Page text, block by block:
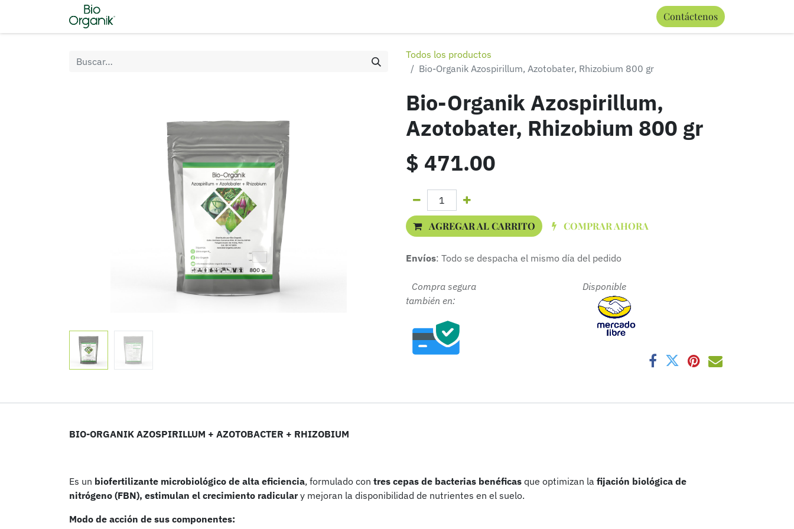
0
Contáctenos
Todos los productos
Bio-Organik Azospirillum, Azotobater, Rhizobium 800 gr
Bio-Organik Azospirillum,
Azotobater, Rhizobium 800 gr
$ 471.00
AGREGAR AL CARRITO COMPRAR AHORA
Envíos: Todo se despacha el mismo día del pedido
Compra segura Disponible
también en:
BIO-ORGANIK AZOSPIRILLUM + AZOTOBACTER + RHIZOBIUM
Es un biofertilizante microbiológico de alta eficiencia, formulado con tres cepas de bacterias benéficas que optimizan la fijación biológica de
nitrógeno (FBN), estimulan el crecimiento radiculary mejoran la disponibilidad de nutrientes en el suelo.
Modo de acción de sus componentes:
Inicio